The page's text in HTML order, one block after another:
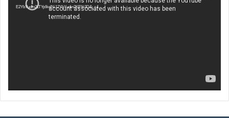
E2YbYudin2LTYp9iqINi12YbYudin2KE%3D&_=1